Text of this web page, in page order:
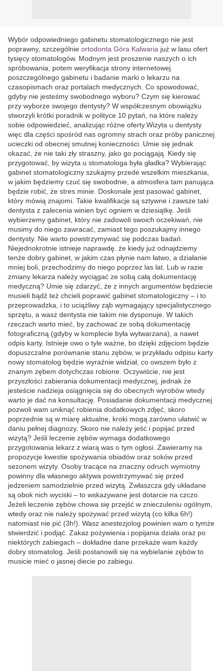
Wybór odpowiedniego gabinetu stomatologicznego nie jest
poprawny, szczególnie ortodonta Góra Kalwaria już w lasu ofert
tysięcy stomatologów. Modnym jest proszenie naszych o ich
spróbowania, potem weryfikacja strony internetowej
poszczególnego gabinetu i badanie marki o lekarzu na
czasopismach oraz portalach medycznych. Co spowodować,
gdyby nie jesteśmy swobodnego wyboru? Czym się kierować
przy wyborze swojego dentysty? W współczesnym obowiązku
stworzyli krótki poradnik w polityce 10 pytań, na które należy
sobie odpowiedzieć, analizując różne oferty.Wizyta u dentysty
więc dla części spośród nas ogromny strach oraz próby panicznej
ucieczki od obecnej smutnej konieczności. Umie się jednak
okazać, że nie taki zły straszny, jako go pociągają. Kiedy się
przygotować, by wizyta u stomatologa była gładka? Wybierając
gabinet stomatologiczny szukajmy przede wszelkim mieszkania,
w jakim będziemy czuć się swobodnie, a atmosfera tam panująca
będzie robić, że stres minie. Doskonale jest pasować gabinet,
który mówią znajomi. Takie kwalifikacje są sztywne i zawsze taki
dentysta z zalecenia winien być ogniem w dziesiątkę. Jeśli
wybierzemy gabinet, który nie zadowoli swoich oczekiwań, nie
musimy do niego zawracać, zamiast tego poszukajmy innego
dentysty. Nie warto powstrzymywać się podczas badań.
Niejednokrotnie istnieje naprawdę. że kiedy już odnajdziemy
tenże dobry gabinet, w jakim czas płynie nam łatwo, a działanie
mniej boli, przechodzimy do niego poprzez las lat. Lub w razie
zmiany lekarza należy wyciągać ze sobą całą dokumentację
medyczną? Umie się zdarzyć, że z innych argumentów będziecie
musieli bądź też chcieli poprawić gabinet stomatologiczny – i to
przeprowadzka, i to uciążliwy ząb wymagający specjalistycznego
sprzętu, a wasz dentysta nie takim nie dysponuje. W takich
rzeczach warto mieć, by zachować ze sobą dokumentację
fotograficzną (gdyby w komplecie była wytwarzana), a nawet
odpis karty. Istnieje owo o tyle ważne, bo dzięki zdjęciom będzie
dopuszczalne porównanie stanu zębów, w przykładu odpisu karty
nowy stomatolog będzie wyraźnie widział, co owszem było z
znanym zębem dotychczas robione. Oczywiście, nie jest
przyszłości zabierania dokumentacji medycznej, jednak że
jesteście nadzieja osiągnięcia się do obecnych wyrobów wtedy
warto je dać na konsultację. Posiadanie dokumentacji medycznej
pozwoli wam uniknąć robienia dodatkowych zdjęć, skoro
poprzednie są w miarę aktualne, kroki mogą zarówno ułatwić w
daniu pełnej diagnozy. Skoro nie należy jeść i popijać przed
wizytą? Jeśli leczenie zębów wymaga dodatkowego
przygotowania lekarz z wiarą was o tym ogłosi. Zawieramy na
propozycje kwestie spożywania obiadów oraz soków przed
sezonem wizyty. Osoby tracące na znaczny odruch wymiotny
powinny dla własnego aktywa powstrzymywać się przed
jedzeniem samodzielnie przed wizytą. Zwłaszcza gdy układane
są obok nich wyciski – to wskazywane jest dotarcie na czczo.
Jeżeli leczenie zębów chowa się przejść w znieczuleniu ogólnym,
wtedy oraz nie należy spożywać przed wizytą (co kilka 6h!)
natomiast nie pić (3h!). Wasz anestezjolog powinien wam o tymże
stwierdzić i podjąć. Zakaz pożywienia i popijania działa oraz po
niektórych zabiegach – dokładne dane przekaże wam każdy
dobry stomatolog. Jeśli postanowili się na wybielanie zębów to
musicie mieć o jasnej diecie po zabiegu.